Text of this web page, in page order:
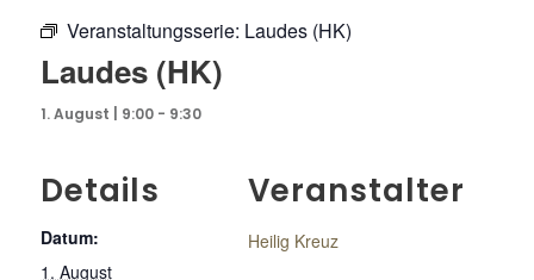
Veranstaltungsserie: Laudes (HK)
Laudes (HK)
1. August | 9:00- 9:30
Details
Datum:
1. August
Veranstalter
Heilig Kreuz